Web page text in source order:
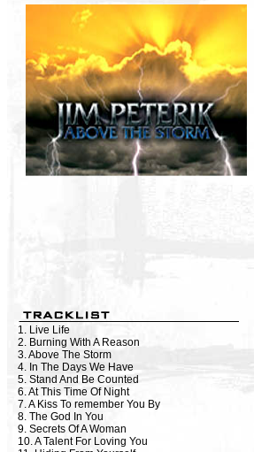
1. Live Life
2. Burning With A Reason
3. Above The Storm
4. In The Days We Have
5. Stand And Be Counted
6. At This Time Of Night
7. A Kiss To remember You By
8. The God In You
9. Secrets Of A Woman
10. A Talent For Loving You